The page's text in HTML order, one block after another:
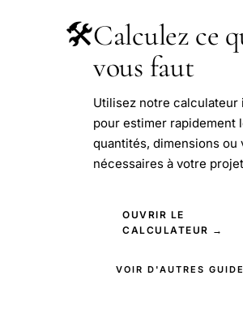
🛠️Calculez ce
vous faut
Utilisez notre
pour estimer rapidement
quantités, dimensions ou
nécessaires à votre
OUVRIR LE
CALCULATEUR →
VOIR D'AUTRES